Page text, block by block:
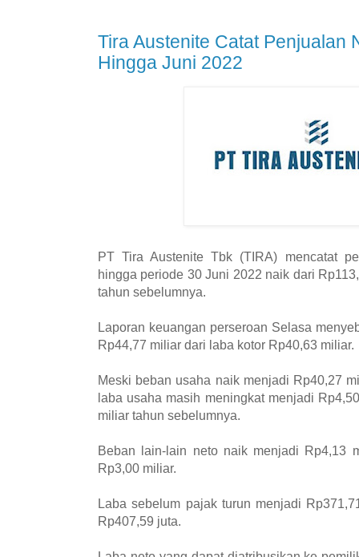
Tira Austenite Catat Penjualan
Hingga Juni 2022
PT Tira Austenite Tbk (TIRA) mencatat
hingga periode 30 Juni 2022 naik dari
tahun sebelumnya.
Laporan keuangan perseroan Selasa
Rp44,77 miliar dari laba kotor Rp40,63 miliar.
Meski beban usaha naik menjadi Rp40,27
laba usaha masih meningkat menjadi
miliar tahun sebelumnya.
Beban lain-lain neto naik menjadi Rp4,13
Rp3,00 miliar.
Laba sebelum pajak turun menjadi
Rp407,59 juta.